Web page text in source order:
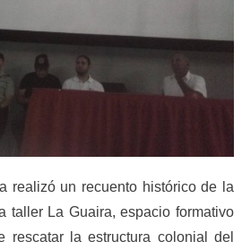
realizó un recuento histórico de la
taller La Guaira, espacio formativo
la estructura colonial del